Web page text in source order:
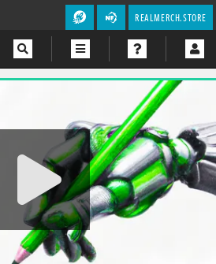
REALMERCH.STORE